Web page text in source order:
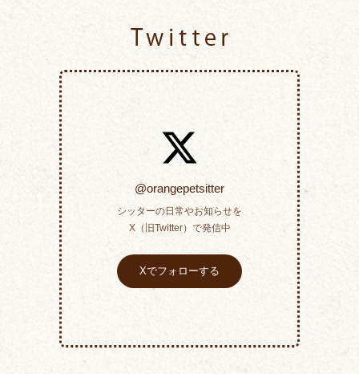
@orangepetsitter
シッターの日常やお知らせを
X（旧Twitter）で発信中
Xでフォローする